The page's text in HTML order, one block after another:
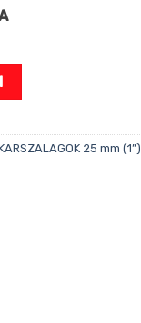
25 mm (1”)